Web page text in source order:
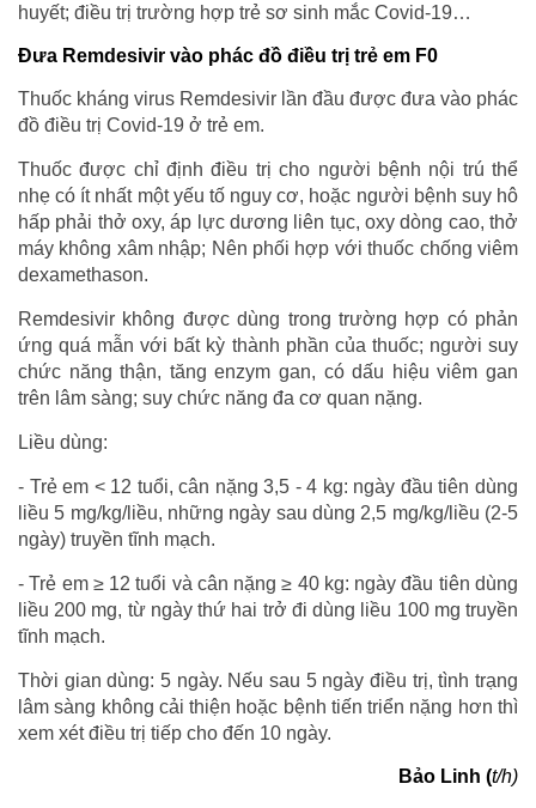
huyết; điều trị trường hợp trẻ sơ sinh mắc Covid-19…
Đưa Remdesivir vào phác đồ điều trị trẻ em F0
Thuốc kháng virus Remdesivir lần đầu được đưa vào phác
đồ điều trị Covid-19 ở trẻ em.
Thuốc được chỉ định điều trị cho người bệnh nội trú thể
nhẹ có ít nhất một yếu tố nguy cơ, hoặc người bệnh suy hô
hấp phải thở oxy, áp lực dương liên tục, oxy dòng cao, thở
máy không xâm nhập; Nên phối hợp với thuốc chống viêm
dexamethason.
Remdesivir không được dùng trong trường hợp có phản
ứng quá mẫn với bất kỳ thành phần của thuốc; người suy
chức năng thận, tăng enzym gan, có dấu hiệu viêm gan
trên lâm sàng; suy chức năng đa cơ quan nặng.
Liều dùng:
- Trẻ em < 12 tuổi, cân nặng 3,5 - 4 kg: ngày đầu tiên dùng
liều 5 mg/kg/liều, những ngày sau dùng 2,5 mg/kg/liều (2-5
ngày) truyền tĩnh mạch.
- Trẻ em ≥ 12 tuổi và cân nặng ≥ 40 kg: ngày đầu tiên dùng
liều 200 mg, từ ngày thứ hai trở đi dùng liều 100 mg truyền
tĩnh mạch.
Thời gian dùng: 5 ngày. Nếu sau 5 ngày điều trị, tình trạng
lâm sàng không cải thiện hoặc bệnh tiến triển nặng hơn thì
xem xét điều trị tiếp cho đến 10 ngày.
Bảo Linh (t/h)